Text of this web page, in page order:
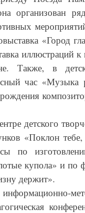
организован
«Город
иллюстраций
Также, в
час «Музыка
детского
«Поклон
по
купола» и по
держит».